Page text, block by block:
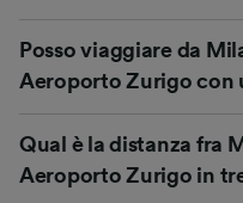
Posso viaggiare da
Aeroporto Zurigo con
Qual è la distanza fra
Aeroporto Zurigo in